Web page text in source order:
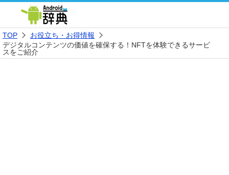
TOP
お役立ち・お得情報
デジタルコンテンツの価値を確保する！NFTを体験できるサービ
スをご紹介